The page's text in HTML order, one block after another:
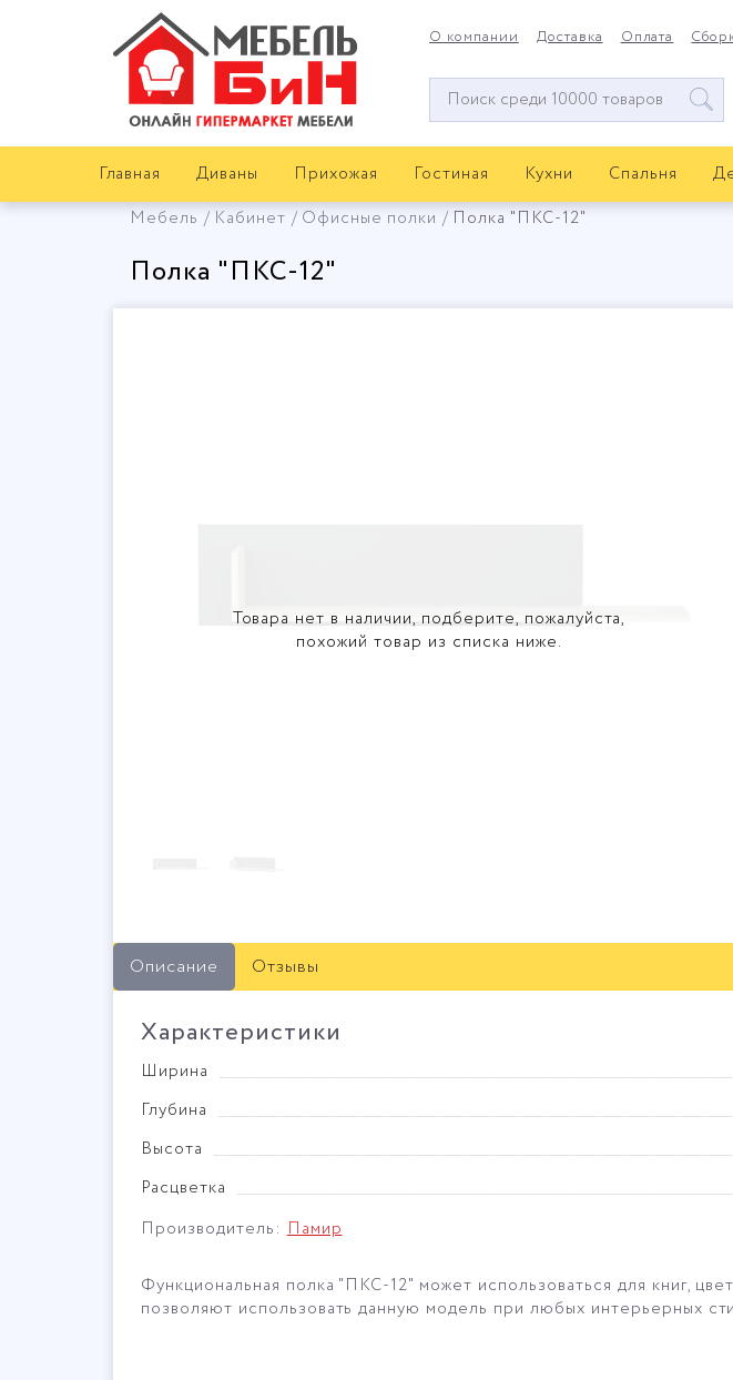
О компании Доставка Оплата
Окно
поиска
Главная Диваны Прихожая Гостиная Кухни Спальня
Мебель
Кабинет Офисные полки Полка "ПКС-12"
Полка "ПКС-12"
Товара нет в наличии, подберите, пожалуйста,
похожий товар из списка ниже.
Описание Отзывы
Характеристики
Ширина
Глубина
Высота
Расцветка
Производитель:Памир
Функциональная полка "ПКС-12" может использоваться для книг,
позволяют использовать данную модель при любых интерьерных